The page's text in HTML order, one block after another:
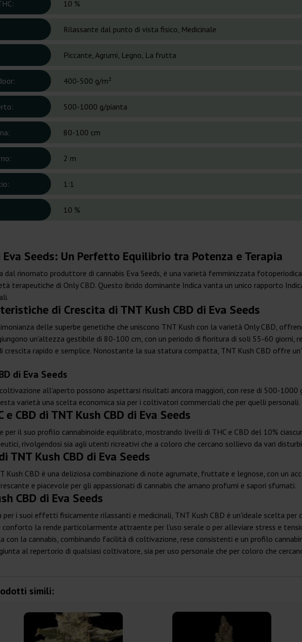
10 %
Rilassante dal punto di vista fisico, Medicinale
Piccante, Agrumi, Legno, La frutta
400-500 g/m²
500-1000 g/pianta
80-100 cm
2 m
1:1
10 %
Eva Seeds: Un Perfetto Equilibrio tra Potenza e Terapia
dal rinomato produttore di cannabis Eva Seeds, è una varietà femminizzata
terapeutiche di Only CBD. Questo ibrido dominante Indica vanta un unico rapporto
di Crescita di TNT Kush CBD di Eva Seeds
delle superbe genetiche che uniscono TNT Kush con la varietà Only CBD,
un'altezza gestibile di 80-100 cm, con un periodo di fioritura di soli 55-60
crescita rapido e semplice. Nonostante la sua statura compatta, TNT Kush CBD offre
di Eva Seeds
all'aperto possono aspettarsi risultati ancora maggiori, con rese di 500-1000
varietà una scelta economica sia per i coltivatori commerciali che per quelli personali.
CBD di TNT Kush CBD di Eva Seeds
per il suo profilo cannabinoide equilibrato, mostrando livelli di THC e CBD del 10%
rivolgendosi sia agli utenti ricreativi che a coloro che cercano sollievo da vari
TNT Kush CBD di Eva Seeds
Kush CBD è una deliziosa combinazione di note agrumate, fruttate e legnose, con un
e piacevole per gli appassionati di cannabis che amano profumi e sapori sfumati.
CBD di Eva Seeds
per i suoi effetti fisicamente rilassanti e medicinali, TNT Kush CBD è un'ideale scelta
la rende particolarmente attraente per l'uso serale o per alleviare stress e
con la cannabis, combinando facilità di coltivazione, rese consistenti e un profilo
al repertorio di qualsiasi coltivatore, sia per uso personale che per coloro che
simili: